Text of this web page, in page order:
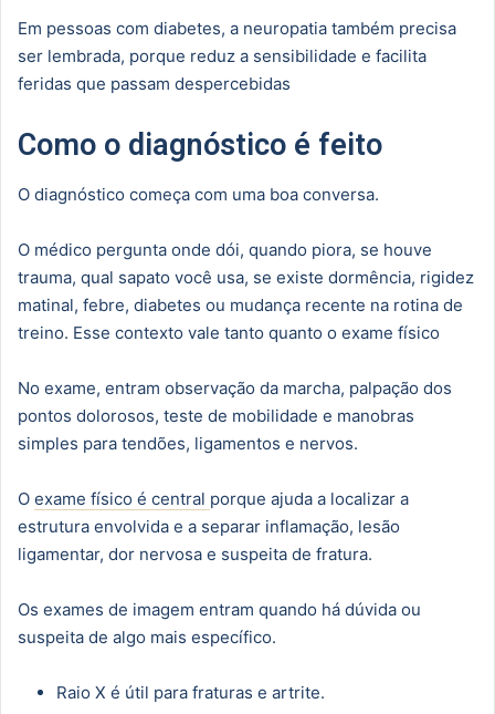
Em pessoas com diabetes, a neuropatia também precisa
ser lembrada, porque reduz a sensibilidade e facilita
feridas que passam despercebidas
Como o diagnóstico é feito
O diagnóstico começa com uma boa conversa.
O médico pergunta onde dói, quando piora, se houve
trauma, qual sapato você usa, se existe dormência, rigidez
matinal, febre, diabetes ou mudança recente na rotina de
treino. Esse contexto vale tanto quanto o exame físico
No exame, entram observação da marcha, palpação dos
pontos dolorosos, teste de mobilidade e manobras
simples para tendões, ligamentos e nervos.
O exame físico é central porque ajuda a localizar a
estrutura envolvida e a separar inflamação, lesão
ligamentar, dor nervosa e suspeita de fratura.
Os exames de imagem entram quando há dúvida ou
suspeita de algo mais específico.
Raio X é útil para fraturas e artrite.